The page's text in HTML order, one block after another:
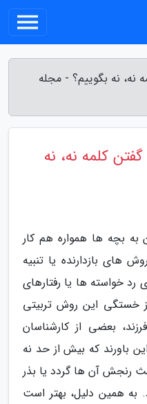
نه، نه بگوییم؟ - مجله
کلمه نه، نه
به بچه ها همواره هم کار
های بازدارنده یا تنبیه
رد خواسته ها یا رفتارهای
خستگی این روش تربیتی
بعضی از کارشناسان
باورند که بیش از حد نه
رنجش آن ها گردد یا بذر
به همین دلیل، بهتر است